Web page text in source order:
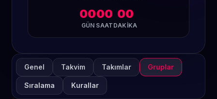
00
GÜN
00
SAAT
00
DAKIKA
Genel Takvim Takımlar Gruplar
Sıralama Kurallar